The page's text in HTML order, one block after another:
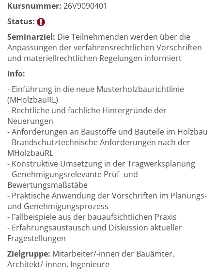
Kursnummer: 26V9090401
Status:
Seminarziel: Die Teilnehmenden werden über die
Anpassungen der verfahrensrechtlichen Vorschriften
und materiellrechtlichen Regelungen informiert
Info:
- Einführung in die neue Musterholzbaurichtlinie
(MHolzbauRL)
- Rechtliche und fachliche Hintergründe der
Neuerungen
- Anforderungen an Baustoffe und Bauteile im Holzbau
- Brandschutztechnische Anforderungen nach der
MHolzbauRL
- Konstruktive Umsetzung in der Tragwerksplanung
- Genehmigungsrelevante Prüf- und
Bewertungsmaßstäbe
- Praktische Anwendung der Vorschriften im Planungs-
und Genehmigungsprozess
- Fallbeispiele aus der bauaufsichtlichen Praxis
- Erfahrungsaustausch und Diskussion aktueller
Fragestellungen
Zielgruppe: Mitarbeiter/-innen der Bauämter,
Architekt/-innen, Ingenieure